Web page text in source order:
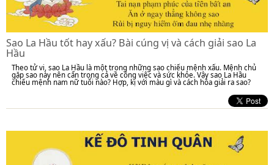
Sao La Hầu tốt hay xấu? Bài cúng vị và cách giải sao La
Hầu
Theo tử vi, sao La Hầu là một trong những sao chiếu mệnh xấu. Mệnh chủ
gặp sao này nên cẩn trọng cả về công việc và sức khỏe. Vậy sao La Hầu
chiếu mệnh nam nữ tuổi nào? Hợp, kị với màu gì và cách hóa giải ra sao?